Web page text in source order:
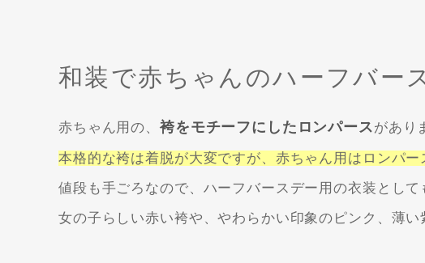
和装で赤ちゃんのハーフバー
赤ちゃん用の、 袴をモチーフにしたロンパースがあり
本格的な袴は着脱が大変ですが、赤ちゃん用はロンパー
値段も手ごろなので、ハーフバースデー用の衣装として
女の子らしい赤い袴や、やわらかい印象のピンク、薄い